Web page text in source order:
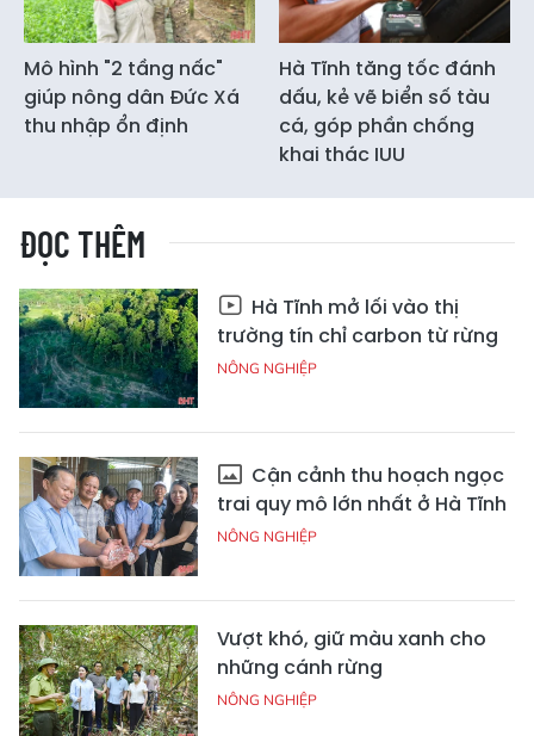
Mô hình "2 tầng nấc"
giúp nông dân Đức Xá
thu nhập ổn định
Hà Tĩnh tăng tốc đánh
dấu, kẻ vẽ biển số tàu
cá, góp phần chống
khai thác IUU
ĐỌC THÊM
Hà Tĩnh mở lối vào thị
trường tín chỉ carbon từ rừng
NÔNG NGHIỆP
Cận cảnh thu hoạch ngọc
trai quy mô lớn nhất ở Hà Tĩnh
NÔNG NGHIỆP
Vượt khó, giữ màu xanh cho
những cánh rừng
NÔNG NGHIỆP